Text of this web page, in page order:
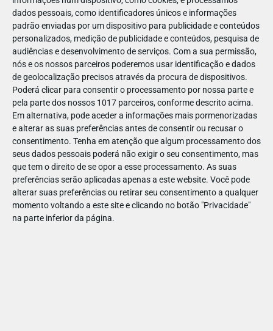
dados pessoais, como identificadores únicos e informações
padrão enviadas por um dispositivo para publicidade e conteúdos
personalizados, medição de publicidade e conteúdos, pesquisa de
audiências e desenvolvimento de serviços. Com a sua permissão,
nós e os nossos parceiros poderemos usar identificação e dados
de geolocalização precisos através da procura de dispositivos.
Poderá clicar para consentir o processamento por nossa parte e
pela parte dos nossos 1017 parceiros, conforme descrito acima.
Em alternativa, pode aceder a informações mais pormenorizadas
e alterar as suas preferências antes de consentir ou recusar o
consentimento. Tenha em atenção que algum processamento dos
seus dados pessoais poderá não exigir o seu consentimento, mas
que tem o direito de se opor a esse processamento. As suas
preferências serão aplicadas apenas a este website. Você pode
alterar suas preferências ou retirar seu consentimento a qualquer
momento voltando a este site e clicando no botão "Privacidade"
na parte inferior da página.
📅 Datas:Até 30 mar., 2.ª, 4.ª, 5.ª, 6.ª: 10.10h-17.30h
(disponível por marcação)
💰Preço:2,50€
🕑 Duração:17 horas e 20 minutos
🙋‍♀️Idade:5 aos 10 anos
Nos bolsos do artista... Carlos Bunga!